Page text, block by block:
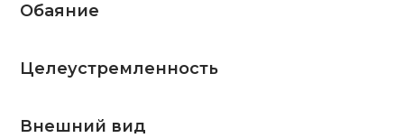
Обаяние
Целеустремленность
Внешний вид